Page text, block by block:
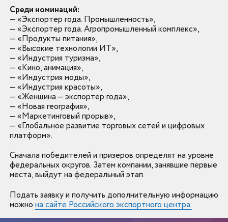
Среди номинаций:
— «Экспортер года. Промышленность»,
— «Экспортер года. Агропромышленный комплекс»,
— «Продукты питания»,
— «Высокие технологии ИТ»,
— «Индустрия туризма»,
— «Кино, анимация»,
— «Индустрия моды»,
— «Индустрия красоты»,
— «Женщина — экспортер года»,
— «Новая география»,
— «Маркетинговый прорыв»,
— «Глобальное развитие торговых сетей и цифровых
платформ».
Сначала победителей и призеров определят на уровне
федеральных округов. Затем компании, занявшие первые
места, выйдут на федеральный этап.
Подать заявку и получить дополнительную информацию
можно на сайте Российского экспортного центра.